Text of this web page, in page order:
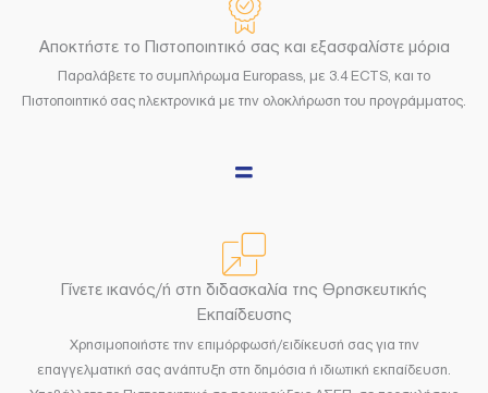
Αποκτήστε το Πιστοποιητικό σας και εξασφαλίστε μόρια
Παραλάβετε το συμπλήρωμα Europass, με 3.4 ECTS, και το
Πιστοποιητικό σας ηλεκτρονικά με την ολοκλήρωση του προγράμματος.
Γίνετε ικανός/ή στη διδασκαλία της Θρησκευτικής
Εκπαίδευσης
Χρησιμοποιήστε την επιμόρφωσή/ειδίκευσή σας για την
επαγγελματική σας ανάπτυξη στη δημόσια ή ιδιωτική εκπαίδευση.